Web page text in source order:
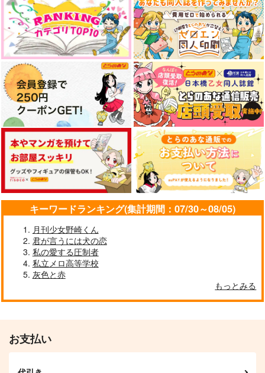
キスマイク
定時ダッシュ！
787円（税込）
白膠木簓×躑躅森盧笙
サンプル
作品詳細
雨に笑えば
かにどーらく
550円（税込）
白膠木簓×躑躅森盧笙
サンプル
作品詳細
アイカタアディクショ
ン！
爆裂いちご
944円（税込）
白膠木簓×躑躅森盧笙
サンプル
作品詳細
ずっと笑い合っていた
い。
愛羅武勇
専売 472円
ヒプノシスマイク
白膠木簓×躑躅森盧笙
サンプル
カート
雨が止む、幕が上がる
どーしょーもないわ
専売 787円（税込）
ヒプノシスマイク
白膠木簓×躑躅森盧笙
サンプル
カート
デートは恋するゴース
トのために
賞味期限1年以内
専売 629円（税込）
ヒプノシスマイク
白膠木簓×躑躅森盧笙
サンプル
カート
moon arbor
専売 990円（税込）
ヒプノシスマイク
白膠木簓×躑躅森盧笙
キーワードランキング(集計期間：07/30～08/05)
月刊少女野崎くん
君が言うには犬の恋
私の愛する圧制者
私立メロ高等学校
灰色と赤
もっとみる
お支払い